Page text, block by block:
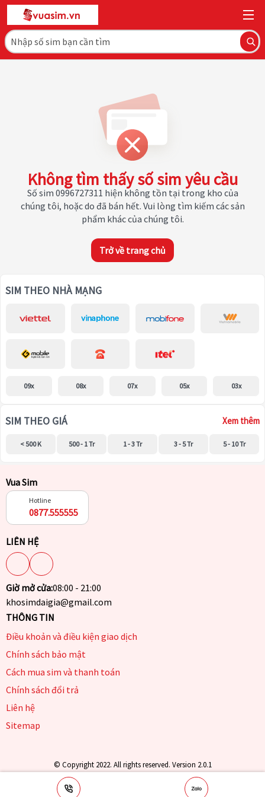
Không tìm thấy số sim yêu cầu
Số sim 0996727311 hiện không tồn tại trong kho của
chúng tôi, hoặc do đã bán hết. Vui lòng tìm kiếm các sản
phẩm khác của chúng tôi.
Trở về trang chủ
SIM THEO NHÀ MẠNG
09x 08x 07x 05x 03x
SIM THEO GIÁ Xem thêm
< 500 K 500 - 1 Tr 1 - 3 Tr 3 - 5 Tr 5 - 10 Tr
Vua Sim
Hotline
0877.555555
LIÊN HỆ
Giờ mở cửa:08:00 - 21:00
khosimdaigia@gmail.com
THÔNG TIN
Điều khoản và điều kiện giao dịch
Chính sách bảo mật
Cách mua sim và thanh toán
Chính sách đổi trả
Liên hệ
Sitemap
© Copyright 2022. All rights reserved. Version 2.0.1